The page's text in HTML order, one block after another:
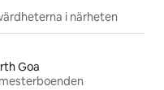
i närheten
Goa